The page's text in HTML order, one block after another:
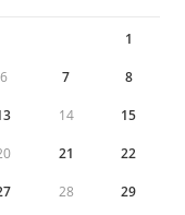
1
6 7 8
14 15
21 22
28 29